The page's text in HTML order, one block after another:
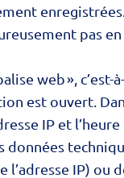
enregistrées.
pas
web »,
est ouvert.
IP et
IP) ou